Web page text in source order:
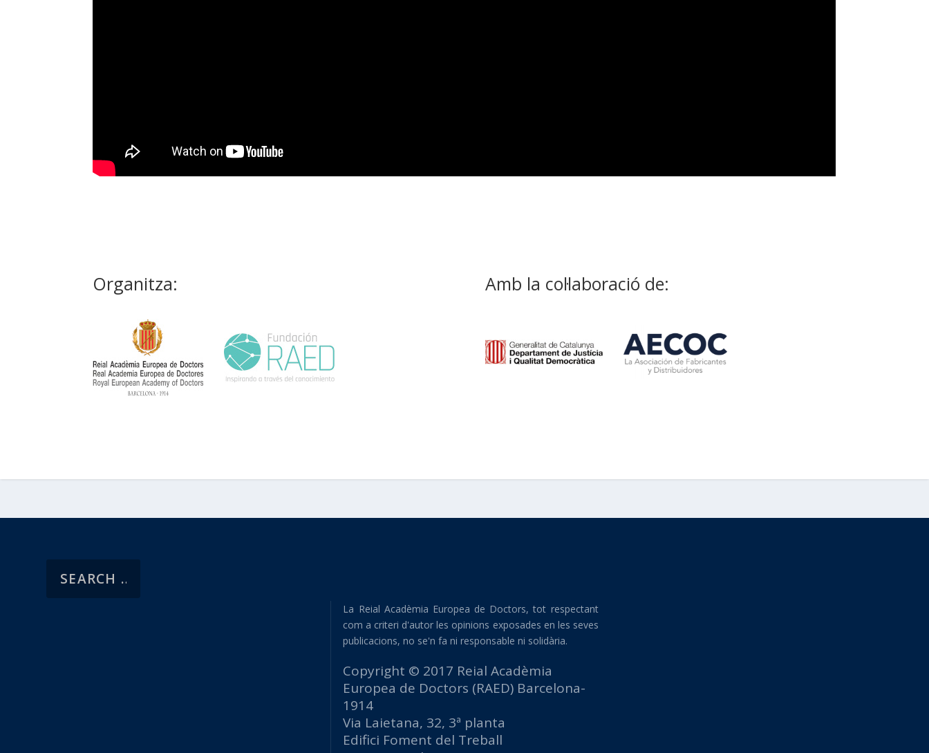
Organitza: Amb la col·laboració de:
La Reial Acadèmia Europea de Doctors, tot respectant
com a criteri d'autor les opinions exposades en les seves
publicacions, no se'n fa ni responsable ni solidària.
Copyright © 2017 Reial Acadèmia
Europea de Doctors (RAED) Barcelona-
1914
Via Laietana, 32, 3ª planta
Edifici Foment del Treball